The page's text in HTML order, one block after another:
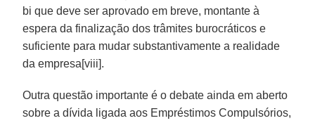
bi que deve ser aprovado em breve, montante à
espera da finalização dos trâmites burocráticos e
suficiente para mudar substantivamente a realidade
da empresa[viii].
Outra questão importante é o debate ainda em aberto
sobre a dívida ligada aos Empréstimos Compulsórios,